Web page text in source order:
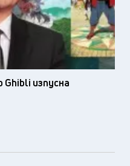
изпусна